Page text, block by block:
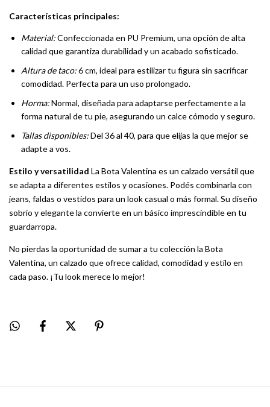
Características principales:
Material:Confeccionada en PU Premium, una opción de alta
calidad que garantiza durabilidad y un acabado sofisticado.
Altura de taco:6 cm, ideal para estilizar tu figura sin sacrificar
comodidad. Perfecta para un uso prolongado.
Horma:Normal, diseñada para adaptarse perfectamente a la
forma natural de tu pie, asegurando un calce cómodo y seguro.
Tallas disponibles:Del 36 al 40, para que elijas la que mejor se
adapte a vos.
Estilo y versatilidad La Bota Valentina es un calzado versátil que
se adapta a diferentes estilos y ocasiones. Podés combinarla con
jeans, faldas o vestidos para un look casual o más formal. Su diseño
sobrio y elegante la convierte en un básico imprescindible en tu
guardarropa.
No pierdas la oportunidad de sumar a tu colección la Bota
Valentina, un calzado que ofrece calidad, comodidad y estilo en
cada paso. ¡Tu look merece lo mejor!